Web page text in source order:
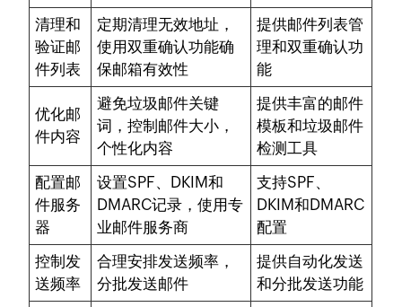
清理和
验证邮
件列表
定期清理无效地址，
使用双重确认功能确
保邮箱有效性
提供邮件列表管
理和双重确认功
能
优化邮
件内容
避免垃圾邮件关键
词，控制邮件大小，
个性化内容
提供丰富的邮件
模板和垃圾邮件
检测工具
配置邮
件服务
器
设置SPF、DKIM和
DMARC记录，使用专
业邮件服务商
支持SPF、
DKIM和DMARC
配置
控制发
送频率
合理安排发送频率，
分批发送邮件
提供自动化发送
和分批发送功能